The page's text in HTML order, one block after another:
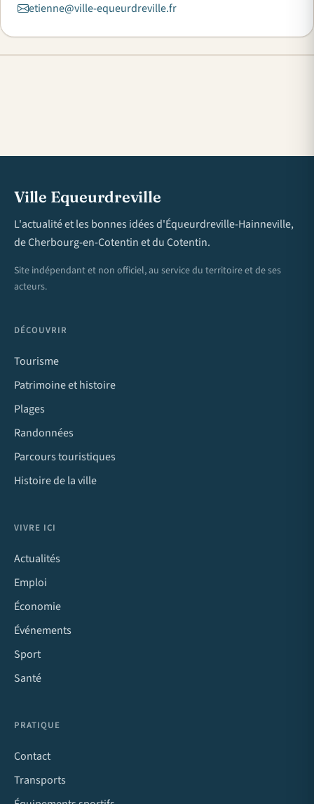
etienne@ville-equeurdreville.fr
Ville Equeurdreville
L'actualité et les bonnes idées d'Équeurdreville-Hainneville,
de Cherbourg-en-Cotentin et du Cotentin.
Site indépendant et non officiel, au service du territoire et de ses
acteurs.
DÉCOUVRIR
Tourisme
Patrimoine et histoire
Plages
Randonnées
Parcours touristiques
Histoire de la ville
VIVRE ICI
Actualités
Emploi
Économie
Événements
Sport
Santé
PRATIQUE
Contact
Transports